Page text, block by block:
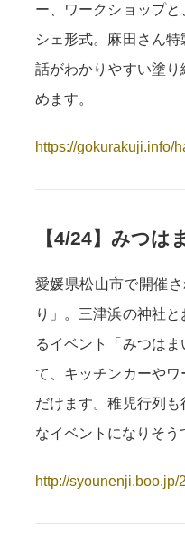
ー、ワークショップ
シェ形式。麻田さん
話がわかりやすい塗
めます。
https://gokurakuji.info/
【4/24】みつは
愛媛県松山市で開催
り」。三津浜の神社
るイベント「みつは
て、キッチンカーや
だけます。稚児行列
なイベントになりそう
http://syounenji.boo.jp/